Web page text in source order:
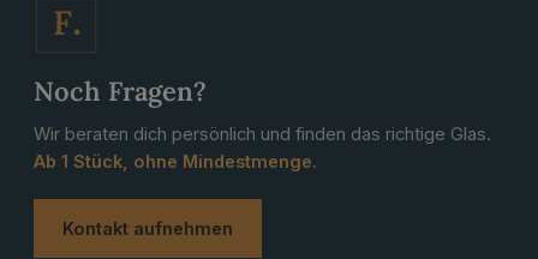
F
Noch Fragen?
Wir beraten dich persönlich und finden das richtige Glas.
Ab 1 Stück, ohne Mindestmenge.
Kontakt aufnehmen